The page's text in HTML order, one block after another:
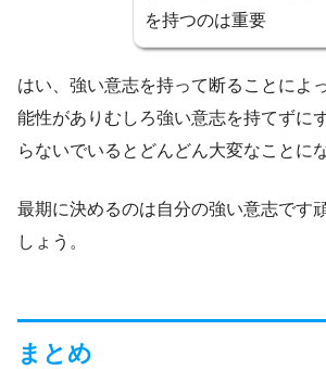
を持つのは重要
はい、強い意志を持って断ることによ
能性がありむしろ強い意志を持てずに
らないでいるとどんどん大変なことに
最期に決めるのは自分の強い意志です
しょう。
まとめ